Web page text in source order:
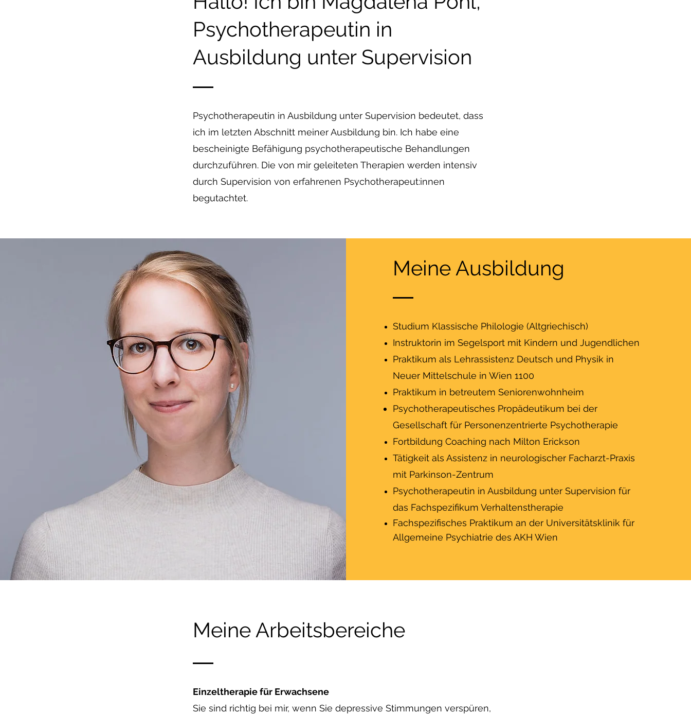
Psychotherapeutin in
Ausbildung unter Supervision
Psychotherapeutin in Ausbildung unter Supervision bedeutet, dass
ich im letzten Abschnitt meiner Ausbildung bin. Ich habe eine
bescheinigte Befähigung psychotherapeutische Behandlungen
durchzuführen. Die von mir geleiteten Therapien werden intensiv
durch Supervision von erfahrenen Psychotherapeut:innen
begutachtet.
Meine Ausbildung
Studium Klassische Philologie (Altgriechisch)
Instruktorin im Segelsport mit Kindern und Jugendlichen
Praktikum als Lehrassistenz Deutsch und Physik in
Neuer Mittelschule in Wien 1100
Praktikum in betreutem Seniorenwohnheim
Psychotherapeutisches Propädeutikum bei der
Gesellschaft für Personenzentrierte Psychotherapie
Fortbildung Coaching nach Milton Erickson
Tätigkeit als Assistenz in neurologischer Facharzt-Praxis
mit Parkinson-Zentrum
Psychotherapeutin in Ausbildung unter Supervision für
das Fachspezifikum Verhaltenstherapie
Fachspezifisches Praktikum an der Universitätsklinik für
Allgemeine Psychiatrie des AKH Wien
Meine Arbeitsbereiche
Einzeltherapie für Erwachsene
Sie sind richtig bei mir, wenn Sie depressive Stimmungen verspüren,